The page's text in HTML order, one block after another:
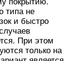
покрытию.
типа не
и быстро
При этом
только на